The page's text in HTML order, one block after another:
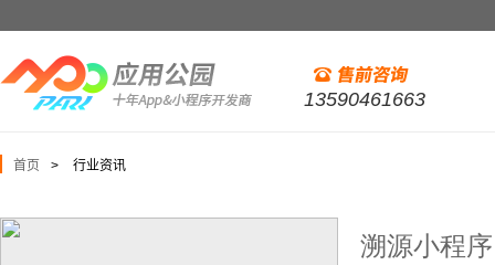
13590461663
首页 > 行业资讯
溯源小程